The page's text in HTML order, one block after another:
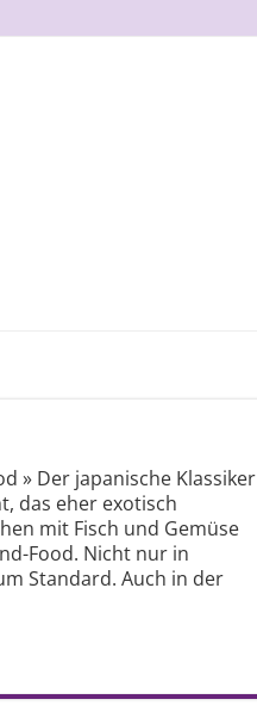
» Der japanische Klassiker
das eher exotisch
mit Fisch und Gemüse
Food. Nicht nur in
Standard. Auch in der